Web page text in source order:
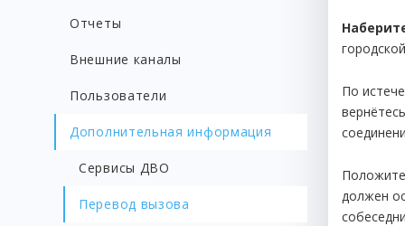
Отчеты
Внешние каналы
Пользователи
Дополнительная информация
Сервисы ДВО
Перевод вызова
По
должен